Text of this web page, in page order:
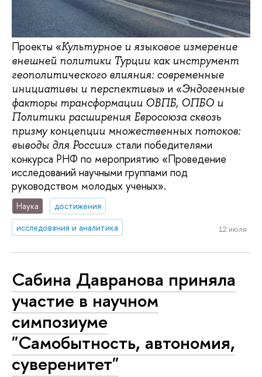
Проекты «Культурное и языковое измерение
внешней политики Турции как инструмент
геополитического влияния: современные
инициативы и перспективы» и «Эндогенные
факторы трансформации ОВПБ, ОПБО и
Политики расширения Евросоюза сквозь
призму концепции множественных потоков:
выводы для России» стали победителями
конкурса РНФ по мероприятию «Проведение
исследований научными группами под
руководством молодых ученых».
Наука
достижения
исследования и аналитика
12 июля
Сабина Давранова приняла
участие в научном
симпозиуме
"Самобытность, автономия,
суверенитет"